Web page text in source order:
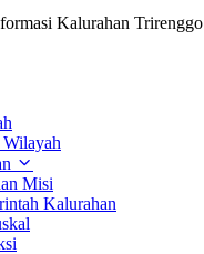
Kalurahan Trirenggo
Misi
Kalurahan